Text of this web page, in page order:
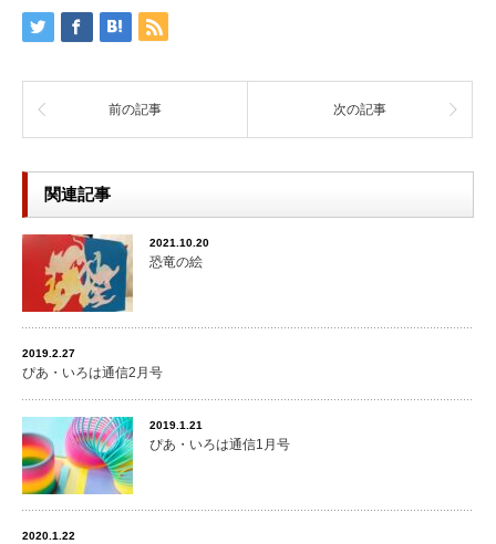
前の記事 次の記事
関連記事
2021.10.20
恐竜の絵
2019.2.27
ぴあ・いろは通信2月号
2019.1.21
ぴあ・いろは通信1月号
2020.1.22